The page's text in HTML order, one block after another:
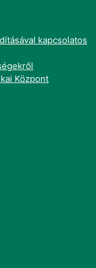
kapcsolatos
Központ